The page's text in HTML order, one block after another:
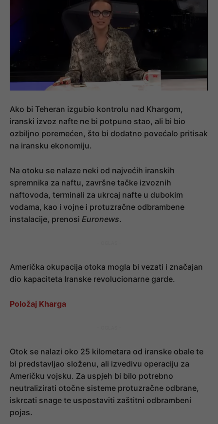
Ako bi Teheran izgubio kontrolu nad Khargom,
iranski izvoz nafte ne bi potpuno stao, ali bi bio
ozbiljno poremećen, što bi dodatno povećalo pritisak
na iransku ekonomiju.
Na otoku se nalaze neki od najvećih iranskih
spremnika za naftu, završne tačke izvoznih
naftovoda, terminali za ukrcaj nafte u dubokim
vodama, kao i vojne i protuzračne odbrambene
instalacije, prenosi Euronews.
Američka okupacija otoka mogla bi vezati i značajan
dio kapaciteta Iranske revolucionarne garde.
Položaj Kharga
Otok se nalazi oko 25 kilometara od iranske obale te
bi predstavljao složenu, ali izvedivu operaciju za
Američku vojsku. Za uspjeh bi bilo potrebno
neutralizirati otočne sisteme protuzračne odbrane,
iskrcati snage te uspostaviti zaštitni odbrambeni
pojas.